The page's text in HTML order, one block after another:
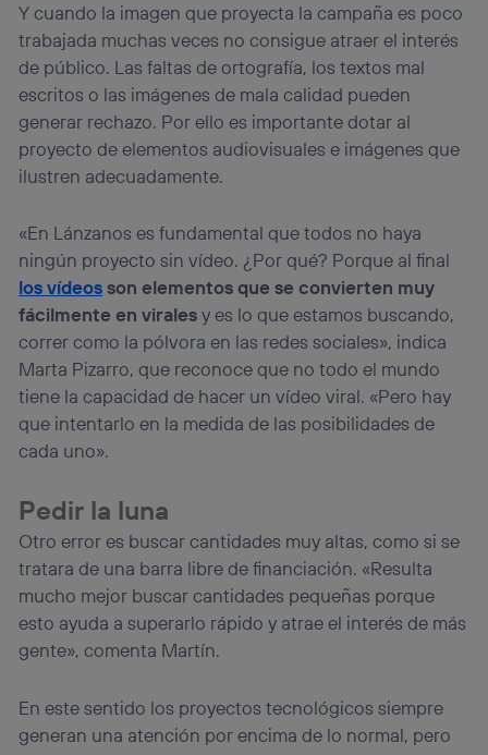
Y cuando la imagen que proyecta la campaña es poco
trabajada muchas veces no consigue atraer el interés
de público. Las faltas de ortografía, los textos mal
escritos o las imágenes de mala calidad pueden
generar rechazo. Por ello es importante dotar al
proyecto de elementos audiovisuales e imágenes que
ilustren adecuadamente.
«En Lánzanos es fundamental que todos no haya
ningún proyecto sin vídeo. ¿Por qué? Porque al final
los vídeosson elementos que se convierten muy
fácilmente en viralesy es lo que estamos buscando,
correr como la pólvora en las redes sociales», indica
Marta Pizarro, que reconoce que no todo el mundo
tiene la capacidad de hacer un vídeo viral. «Pero hay
que intentarlo en la medida de las posibilidades de
cada uno».
Pedir la luna
Otro error es buscar cantidades muy altas, como si se
tratara de una barra libre de financiación. «Resulta
mucho mejor buscar cantidades pequeñas porque
esto ayuda a superarlo rápido y atrae el interés de más
gente», comenta Martín.
En este sentido los proyectos tecnológicos siempre
generan una atención por encima de lo normal, pero